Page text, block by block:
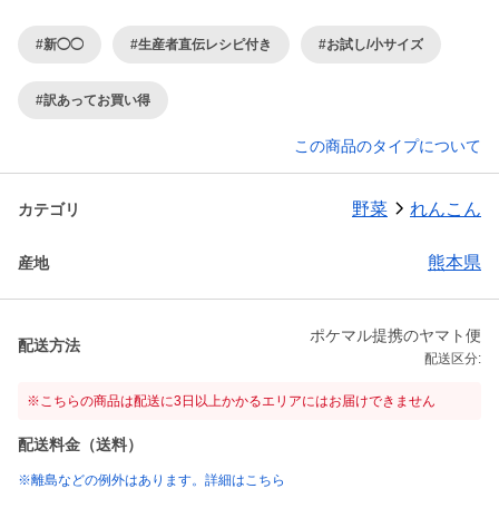
#新◯◯ #生産者直伝レシピ付き #お試し/小サイズ
#訳あってお買い得
この商品のタイプについて
カテゴリ 野菜 れんこん
産地 熊本県
配送方法
ポケマル提携のヤマト便
配送区分:
※こちらの商品は配送に3日以上かかるエリアにはお届けできません
配送料金（送料）
※離島などの例外はあります。詳細はこちら